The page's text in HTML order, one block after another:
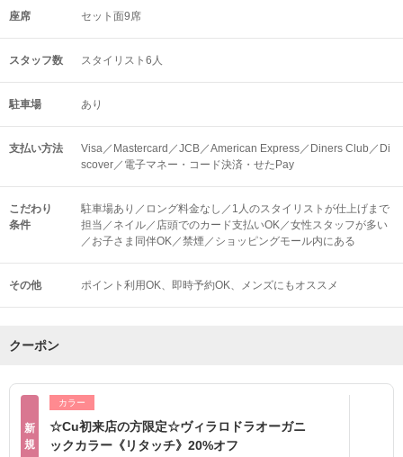
座席 セット面9席
スタッフ数 スタイリスト6人
駐車場 あり
支払い方法
Visa／Mastercard／JCB／American Express／Diners Club／Di
scover／電子マネー・コード決済・せたPay
こだわり
条件
駐車場あり／ロング料金なし／1人のスタイリストが仕上げまで
担当／ネイル／店頭でのカード支払いOK／女性スタッフが多い
／お子さま同伴OK／禁煙／ショッピングモール内にある
その他 ポイント利用OK 即時予約OK メンズにもオススメ
クーポン
新
規
カラー
☆Cu初来店の方限定☆ヴィラロドラオーガニ
ックカラー《リタッチ》20%オフ